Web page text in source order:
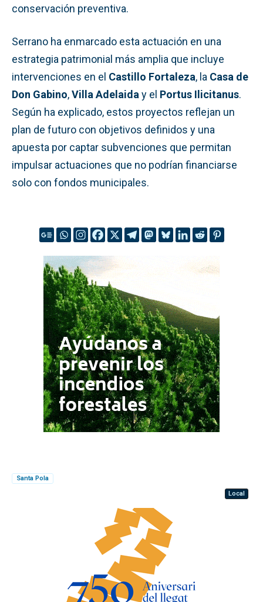
conservación preventiva.
Serrano ha enmarcado esta actuación en una
estrategia patrimonial más amplia que incluye
intervenciones en el Castillo Fortaleza, la Casa de
Don Gabino,Villa Adelaida y el Portus Ilicitanus.
Según ha explicado, estos proyectos reflejan un
plan de futuro con objetivos definidos y una
apuesta por captar subvenciones que permitan
impulsar actuaciones que no podrían financiarse
solo con fondos municipales.
Santa Pola
Local